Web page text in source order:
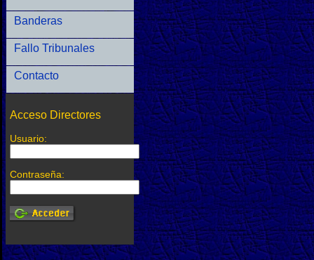
Banderas
Fallo Tribunales
Contacto
Acceso Directores
Usuario:
Contraseña: